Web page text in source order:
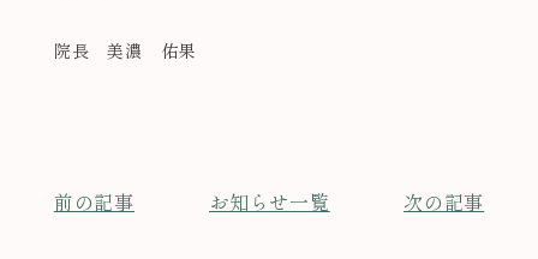
院長 美濃 佑果
前の記事 お知らせ一覧 次の記事